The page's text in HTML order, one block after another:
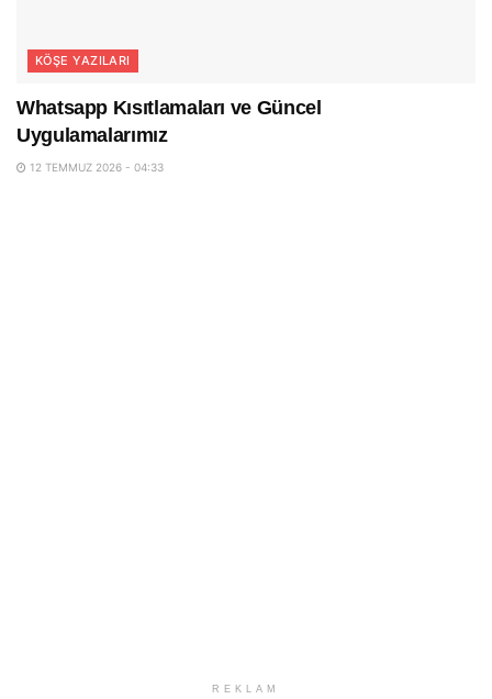
KÖŞE YAZILARI
Whatsapp Kısıtlamaları ve Güncel
Uygulamalarımız
12 TEMMUZ 2026 - 04:33
REKLAM